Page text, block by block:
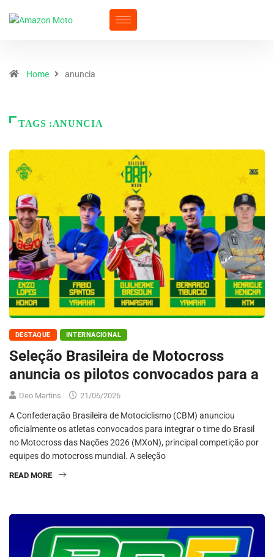
Home anuncia
TAGS :ANUNCIA
DESTAQUE INTERNACIONAL
Seleção Brasileira de Motocross
anuncia os pilotos convocados para a
Deo Martins 21/06/2026
A Confederação Brasileira de Motociclismo (CBM) anunciou
oficialmente os atletas convocados para integrar o time do Brasil
no Motocross das Nações 2026 (MXoN), principal competição por
equipes do motocross mundial. A seleção
READ MORE